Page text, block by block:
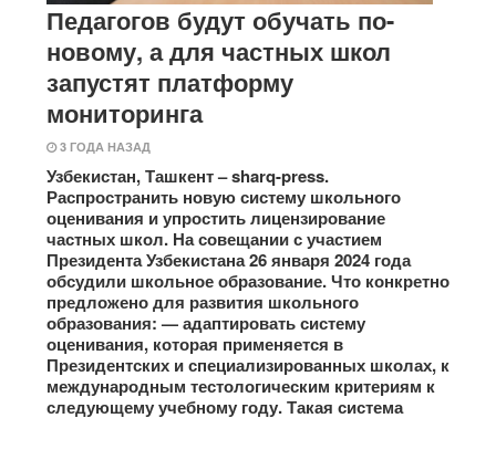
Педагогов будут обучать по-
новому, а для частных школ
запустят платформу
мониторинга
3 ГОДА НАЗАД
Узбекистан, Ташкент – sharq-press.
Распространить новую систему школьного
оценивания и упростить лицензирование
частных школ. На совещании с участием
Президента Узбекистана 26 января 2024 года
обсудили школьное образование. Что конкретно
предложено для развития школьного
образования: — адаптировать систему
оценивания, которая применяется в
Президентских и специализированных школах, к
международным тестологическим критериям к
следующему учебному году. Такая система